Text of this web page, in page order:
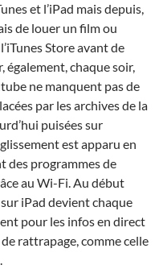
et l’iPad mais depuis,
de louer un film ou
Store avant de
également, chaque soir,
ne manquent pas de
par les archives de la
puisées sur
est apparu en
des programmes de
au Wi-Fi. Au début
iPad devient chaque
pour les infos en direct
rattrapage, comme celle